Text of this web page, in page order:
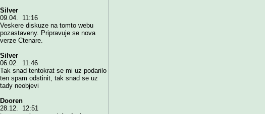
Silver
09.04. 11:16
Veskere diskuze na tomto webu
pozastaveny. Pripravuje se nova
verze Ctenare.
Silver
06.02. 11:46
Tak snad tentokrat se mi uz podarilo
ten spam odstinit, tak snad se uz
tady neobjevi
Dooren
28.12. 12:51